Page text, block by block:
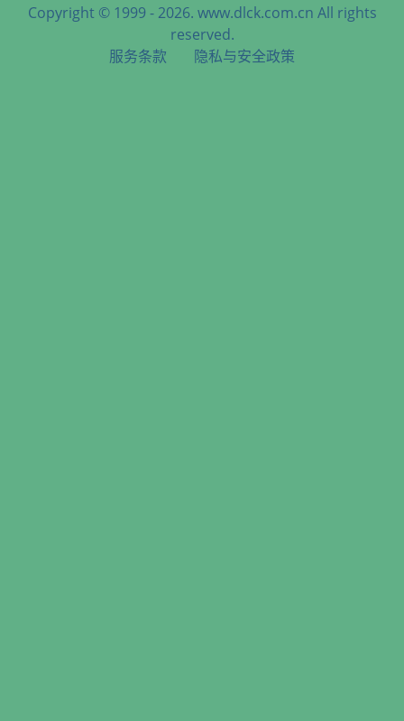
Copyright © 1999 - 2026. www.dlck.com.cn All rights
reserved.
服务条款
隐私与安全政策